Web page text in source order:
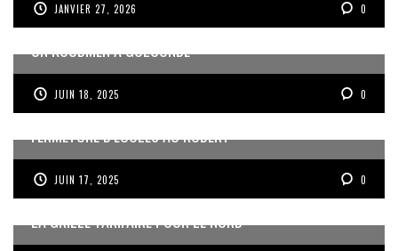
JANVIER 27, 2026 0
UN KOUDMEN À GOLCONDE
JUIN 18, 2025 0
FERMETURE D’ÉCOLES AU ROBERT
JUIN 17, 2025 0
LA GRILLE TARIFAIRE POUR LE NORD